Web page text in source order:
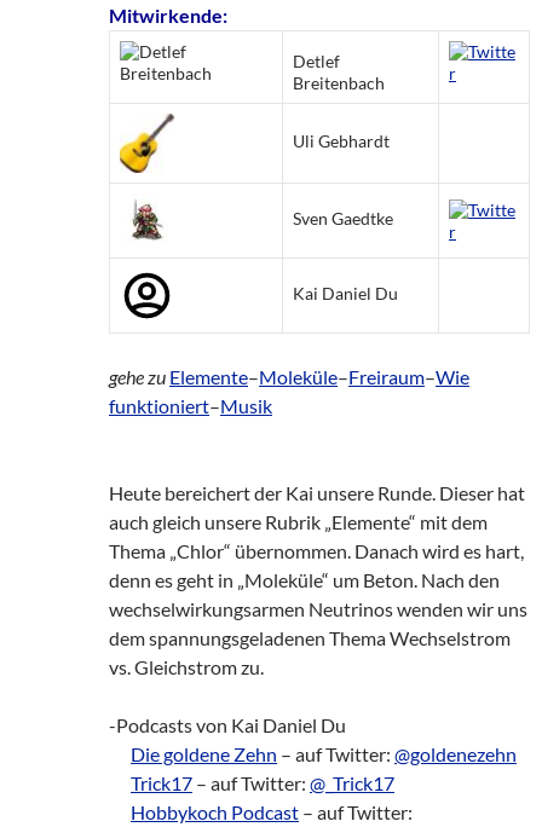
Mitwirkende:
Detlef
Breitenbach
Uli Gebhardt
Sven Gaedtke
Kai Daniel Du
gehe zu Elemente–Moleküle–Freiraum–Wie
funktioniert–Musik
Heute bereichert der Kai unsere Runde. Dieser hat
auch gleich unsere Rubrik „Elemente“ mit dem
Thema „Chlor“ übernommen. Danach wird es hart,
denn es geht in „Moleküle“ um Beton. Nach den
wechselwirkungsarmen Neutrinos wenden wir uns
dem spannungsgeladenen Thema Wechselstrom
vs. Gleichstrom zu.
-Podcasts von Kai Daniel Du
Die goldene Zehn – auf Twitter: @goldenezehn
Trick17 – auf Twitter: @_Trick17
Hobbykoch Podcast – auf Twitter: